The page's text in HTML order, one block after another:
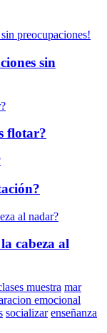
sin
flotar?
cabeza al
muestra mar
emocional
socializar enseñanza